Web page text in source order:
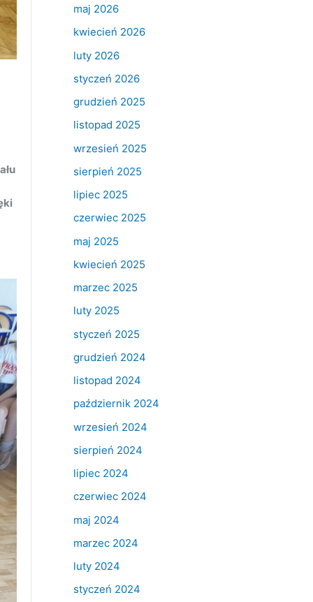
maj 2026
kwiecień 2026
luty 2026
styczeń 2026
grudzień 2025
listopad 2025
wrzesień 2025
sierpień 2025
lipiec 2025
czerwiec 2025
maj 2025
kwiecień 2025
marzec 2025
luty 2025
styczeń 2025
grudzień 2024
listopad 2024
październik 2024
wrzesień 2024
sierpień 2024
lipiec 2024
czerwiec 2024
maj 2024
marzec 2024
luty 2024
styczeń 2024